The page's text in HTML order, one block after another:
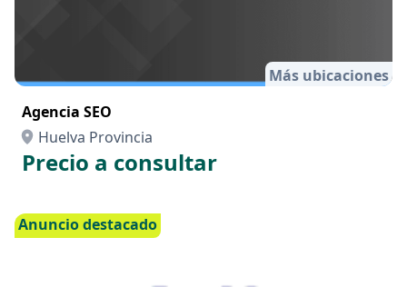
Más ubicaciones
Agencia SEO
Huelva Provincia
Precio a consultar
Anuncio destacado